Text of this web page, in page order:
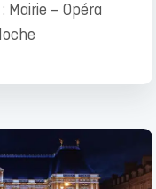
Mairie – Opéra